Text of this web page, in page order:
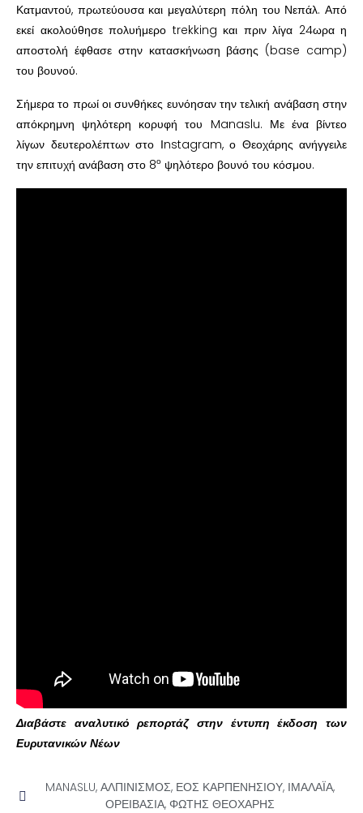
Κατμαντού, πρωτεύουσα και μεγαλύτερη πόλη του Νεπάλ. Από
εκεί ακολούθησε πολυήμερο trekking και πριν λίγα 24ωρα η
αποστολή έφθασε στην κατασκήνωση βάσης (base camp)
του βουνού.
Σήμερα το πρωί οι συνθήκες ευνόησαν την τελική ανάβαση στην
απόκρημνη ψηλότερη κορυφή του Manaslu. Με ένα βίντεο
λίγων δευτερολέπτων στο Ιnstagram, ο Θεοχάρης ανήγγειλε
την επιτυχή ανάβαση στο 8ο ψηλότερο βουνό του κόσμου.
Διαβάστε αναλυτικό ρεπορτάζ στην έντυπη έκδοση των
Ευρυτανικών Νέων
MANASLU, ΑΛΠΙΝΙΣΜΟΣ, ΕΟΣ ΚΑΡΠΕΝΗΣΙΟΥ, ΙΜΑΛΑΪΑ,
ΟΡΕΙΒΑΣΙΑ, ΦΩΤΗΣ ΘΕΟΧΑΡΗΣ